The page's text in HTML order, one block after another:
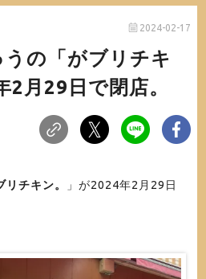
2024-02-17
の「がブリチキ
月29日で閉店。
リチキン。
」が2024年2月29日